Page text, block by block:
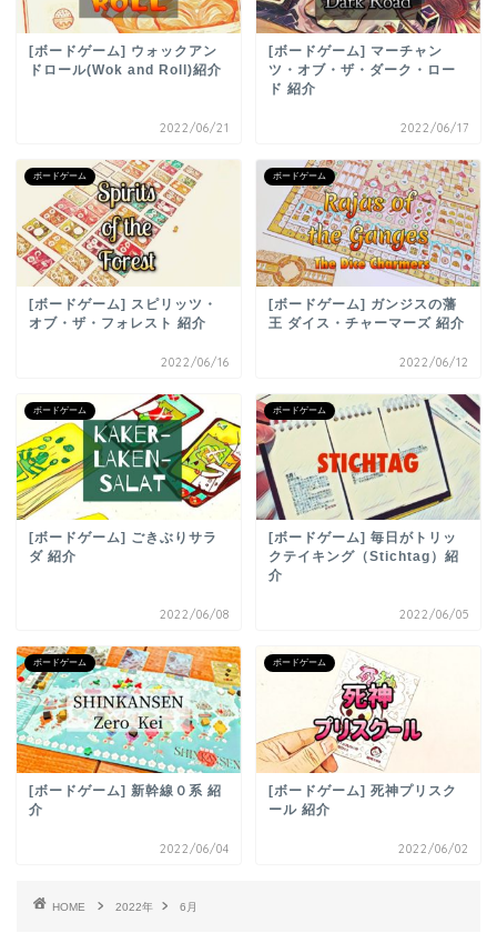
[ボードゲーム] ウォックアン
ドロール(Wok and Roll)紹介
2022/06/21
[ボードゲーム] マーチャン
ツ・オブ・ザ・ダーク・ロー
ド 紹介
2022/06/17
ボードゲーム
[ボードゲーム] スピリッツ・
オブ・ザ・フォレスト 紹介
2022/06/16
ボードゲーム
[ボードゲーム] ガンジスの藩
王 ダイス・チャーマーズ 紹介
2022/06/12
ボードゲーム
[ボードゲーム] ごきぶりサラ
ダ 紹介
2022/06/08
ボードゲーム
[ボードゲーム] 毎日がトリッ
クテイキング（Stichtag）紹
介
2022/06/05
ボードゲーム
[ボードゲーム] 新幹線０系 紹
介
2022/06/04
ボードゲーム
[ボードゲーム] 死神プリスク
ール 紹介
2022/06/02
HOME 2022年 6月